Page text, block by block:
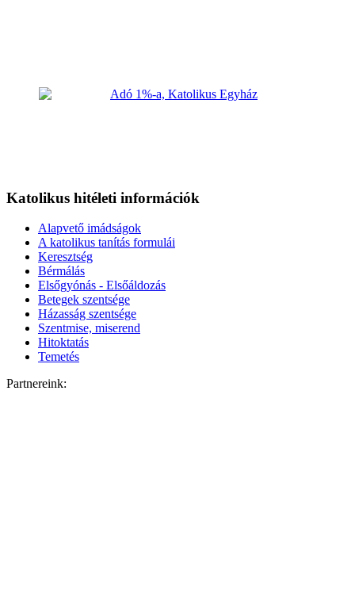
Katolikus hitéleti információk
Alapvető imádságok
A katolikus tanítás formulái
Keresztség
Bérmálás
Elsőgyónás - Elsőáldozás
Betegek szentsége
Házasság szentsége
Szentmise, miserend
Hitoktatás
Temetés
Partnereink: